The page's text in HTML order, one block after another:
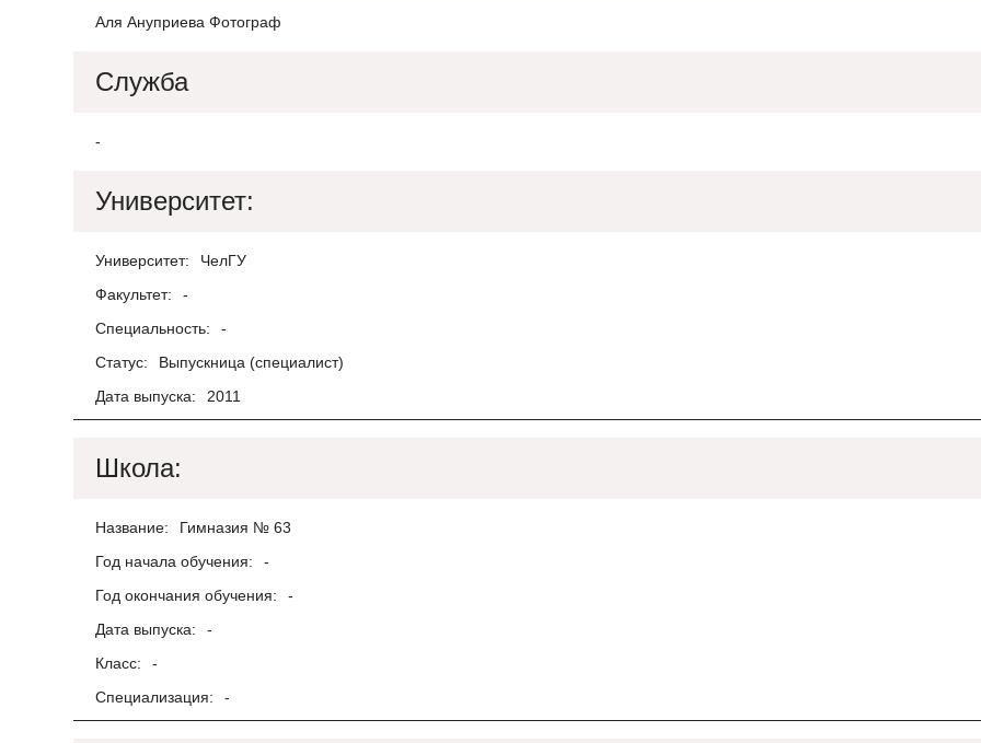
Аля Ануприева Фотограф
Служба
-
Университет:
Университет:
ЧелГУ
Факультет:
-
Специальность:
-
Статус:
Выпускница (специалист)
Дата выпуска:
2011
Школа:
Название:
Гимназия № 63
Год начала обучения:
-
Год окончания обучения:
-
Дата выпуска:
-
Класс:
-
Специализация:
-